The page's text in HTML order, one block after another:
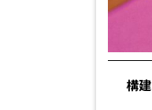
構